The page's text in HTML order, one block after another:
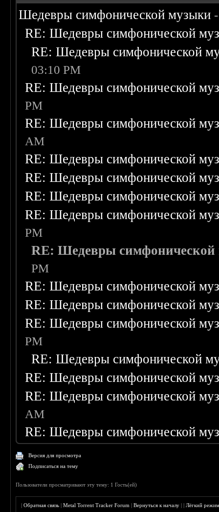
Шедевры симфонической музыки
RE: Шедевры симфонической
RE: Шедевры симфонической
03:10 PM
RE: Шедевры симфонической
PM
RE: Шедевры симфонической
AM
RE: Шедевры симфонической
RE: Шедевры симфонической
RE: Шедевры симфонической
RE: Шедевры симфонической
PM
RE: Шедевры
PM
RE: Шедевры симфонической
RE: Шедевры симфонической
RE: Шедевры симфонической
PM
RE: Шедевры симфонической
RE: Шедевры симфонической
RE: Шедевры симфонической
AM
RE: Шедевры симфонической
Версия для просмотра
Подписаться на тему
Пользователи просматривают эту тему: 1 Гость(ей)
|Обратная связь |Metal Torrent Tracker Forum |Вернуться к началу ||Лёгкий